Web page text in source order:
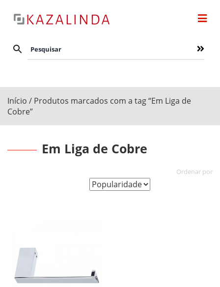
Início / Produtos marcados com a tag “Em Liga de
Cobre”
Em Liga de Cobre